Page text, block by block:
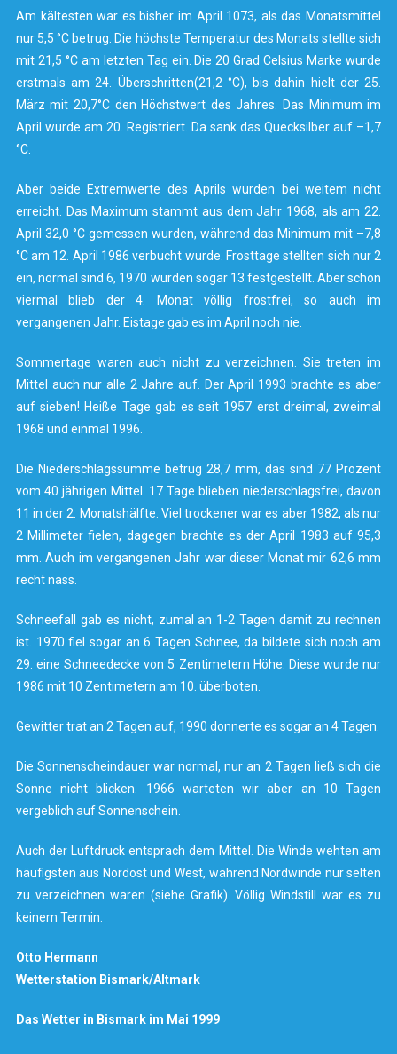
Am kältesten war es bisher im April 1073, als das Monatsmittel
nur 5,5 °C betrug. Die höchste Temperatur des Monats stellte sich
mit 21,5 °C am letzten Tag ein. Die 20 Grad Celsius Marke wurde
erstmals am 24. Überschritten(21,2 °C), bis dahin hielt der 25.
März mit 20,7°C den Höchstwert des Jahres. Das Minimum im
April wurde am 20. Registriert. Da sank das Quecksilber auf –1,7
°C.
Aber beide Extremwerte des Aprils wurden bei weitem nicht
erreicht. Das Maximum stammt aus dem Jahr 1968, als am 22.
April 32,0 °C gemessen wurden, während das Minimum mit –7,8
°C am 12. April 1986 verbucht wurde. Frosttage stellten sich nur 2
ein, normal sind 6, 1970 wurden sogar 13 festgestellt. Aber schon
viermal blieb der 4. Monat völlig frostfrei, so auch im
vergangenen Jahr. Eistage gab es im April noch nie.
Sommertage waren auch nicht zu verzeichnen. Sie treten im
Mittel auch nur alle 2 Jahre auf. Der April 1993 brachte es aber
auf sieben! Heiße Tage gab es seit 1957 erst dreimal, zweimal
1968 und einmal 1996.
Die Niederschlagssumme betrug 28,7 mm, das sind 77 Prozent
vom 40 jährigen Mittel. 17 Tage blieben niederschlagsfrei, davon
11 in der 2. Monatshälfte. Viel trockener war es aber 1982, als nur
2 Millimeter fielen, dagegen brachte es der April 1983 auf 95,3
mm. Auch im vergangenen Jahr war dieser Monat mir 62,6 mm
recht nass.
Schneefall gab es nicht, zumal an 1-2 Tagen damit zu rechnen
ist. 1970 fiel sogar an 6 Tagen Schnee, da bildete sich noch am
29. eine Schneedecke von 5 Zentimetern Höhe. Diese wurde nur
1986 mit 10 Zentimetern am 10. überboten.
Gewitter trat an 2 Tagen auf, 1990 donnerte es sogar an 4 Tagen.
Die Sonnenscheindauer war normal, nur an 2 Tagen ließ sich die
Sonne nicht blicken. 1966 warteten wir aber an 10 Tagen
vergeblich auf Sonnenschein.
Auch der Luftdruck entsprach dem Mittel. Die Winde wehten am
häufigsten aus Nordost und West, während Nordwinde nur selten
zu verzeichnen waren (siehe Grafik). Völlig Windstill war es zu
keinem Termin.
Otto Hermann
Wetterstation Bismark/Altmark
Das Wetter in Bismark im Mai 1999